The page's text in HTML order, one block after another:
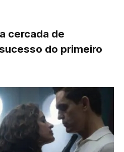
cercada de
do primeiro